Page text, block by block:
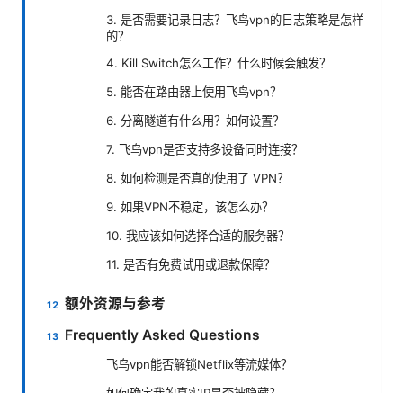
3. 是否需要记录日志？飞鸟vpn的日志策略是怎样
的？
4. Kill Switch怎么工作？什么时候会触发？
5. 能否在路由器上使用飞鸟vpn？
6. 分离隧道有什么用？如何设置？
7. 飞鸟vpn是否支持多设备同时连接？
8. 如何检测是否真的使用了 VPN？
9. 如果VPN不稳定，该怎么办？
10. 我应该如何选择合适的服务器？
11. 是否有免费试用或退款保障？
额外资源与参考
Frequently Asked Questions
飞鸟vpn能否解锁Netflix等流媒体？